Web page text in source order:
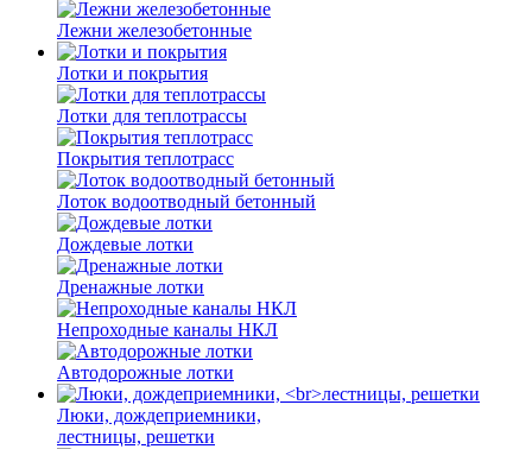
Лежни железобетонные
Лотки и покрытия
Лотки для теплотрассы
Покрытия теплотрасс
Лоток водоотводный бетонный
Дождевые лотки
Дренажные лотки
Непроходные каналы НКЛ
Автодорожные лотки
Люки, дождеприемники,
лестницы, решетки